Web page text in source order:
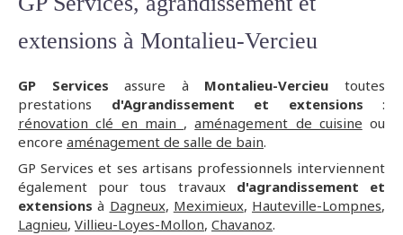
extensions à Montalieu-Vercieu
GP Services assure à Montalieu-Vercieu toutes
prestations d'Agrandissement et extensions :
rénovation clé en main ,aménagement de cuisine ou
encore aménagement de salle de bain.
GP Services et ses artisans professionnels interviennent
également pour tous travauxd'agrandissement et
extensions à Dagneux, Meximieux, Hauteville-Lompnes,
Lagnieu, Villieu-Loyes-Mollon, Chavanoz.